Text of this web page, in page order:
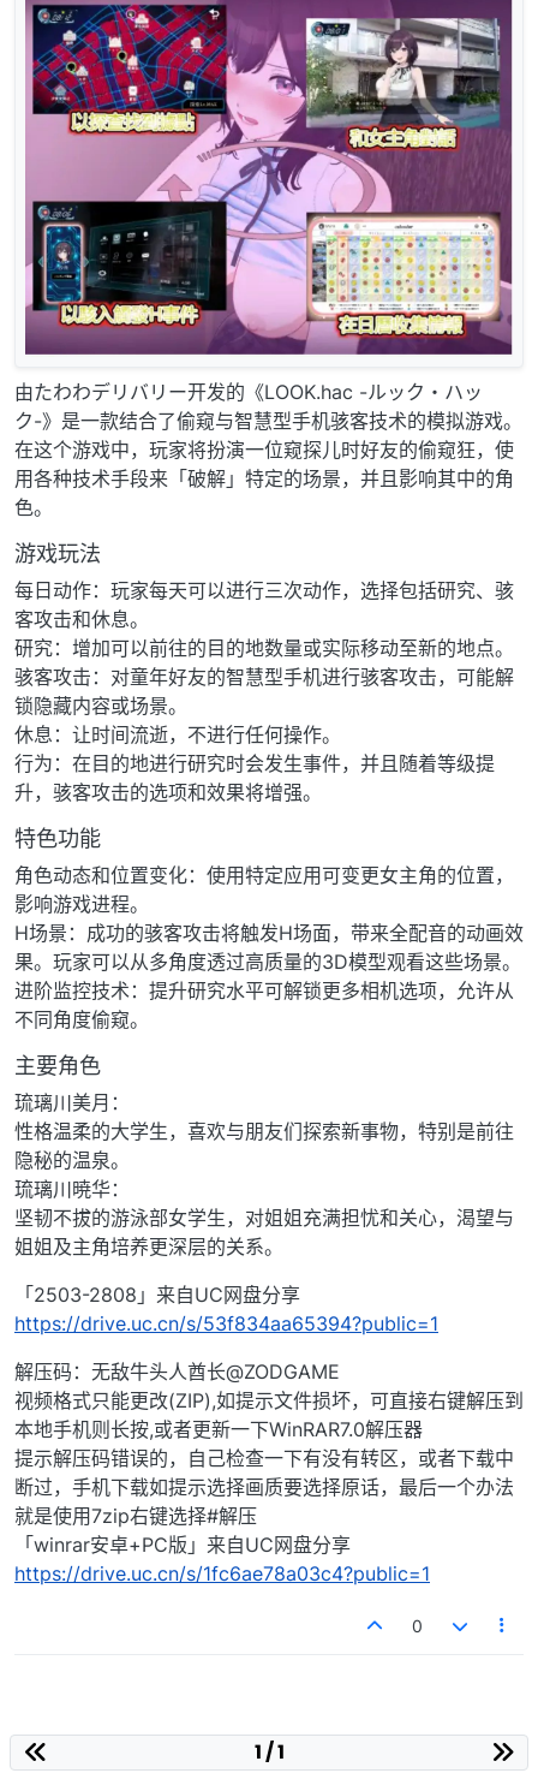
由たわわデリバリー开发的《LOOK.hac -ルック・ハッ
ク-》是一款结合了偷窥与智慧型手机骇客技术的模拟游戏。
在这个游戏中，玩家将扮演一位窥探儿时好友的偷窥狂，使
用各种技术手段来「破解」特定的场景，并且影响其中的角
色。
游戏玩法
每日动作：玩家每天可以进行三次动作，选择包括研究、骇
客攻击和休息。
研究：增加可以前往的目的地数量或实际移动至新的地点。
骇客攻击：对童年好友的智慧型手机进行骇客攻击，可能解
锁隐藏内容或场景。
休息：让时间流逝，不进行任何操作。
行为：在目的地进行研究时会发生事件，并且随着等级提
升，骇客攻击的选项和效果将增强。
特色功能
角色动态和位置变化：使用特定应用可变更女主角的位置，
影响游戏进程。
H场景：成功的骇客攻击将触发H场面，带来全配音的动画效
果。玩家可以从多角度透过高质量的3D模型观看这些场景。
进阶监控技术：提升研究水平可解锁更多相机选项，允许从
不同角度偷窥。
主要角色
琉璃川美月：
性格温柔的大学生，喜欢与朋友们探索新事物，特别是前往
隐秘的温泉。
琉璃川暁华：
坚韧不拔的游泳部女学生，对姐姐充满担忧和关心，渴望与
姐姐及主角培养更深层的关系。
「2503-2808」来自UC网盘分享
https://drive.uc.cn/s/53f834aa65394?public=1
解压码：无敌牛头人酋长@ZODGAME
视频格式只能更改(ZIP),如提示文件损坏，可直接右键解压到
本地手机则长按,或者更新一下WinRAR7.0解压器
提示解压码错误的，自己检查一下有没有转区，或者下载中
断过，手机下载如提示选择画质要选择原话，最后一个办法
就是使用7zip右键选择#解压
「winrar安卓+PC版」来自UC网盘分享
https://drive.uc.cn/s/1fc6ae78a03c4?public=1
0
1 / 1